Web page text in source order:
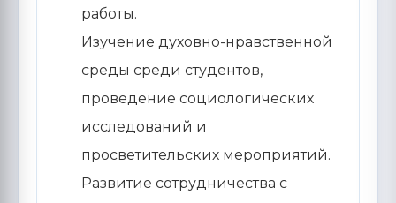
работы.
Изучение духовно-нравственной
среды среди студентов,
проведение социологических
исследований и
просветительских мероприятий.
Развитие сотрудничества с